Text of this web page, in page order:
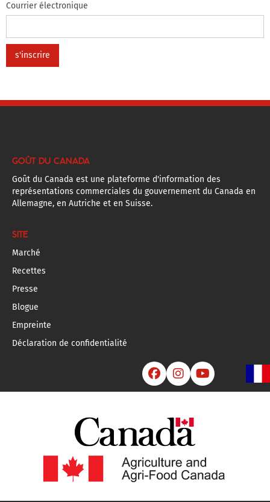
Courrier électronique
GOÛT DU CANADA
Goût du Canada est une plateforme d'information des
représentations commerciales du gouvernement du Canada en
Allemagne, en Autriche et en Suisse.
SITE
Marché
Recettes
Presse
Blogue
Empreinte
Déclaration de confidentialité
  